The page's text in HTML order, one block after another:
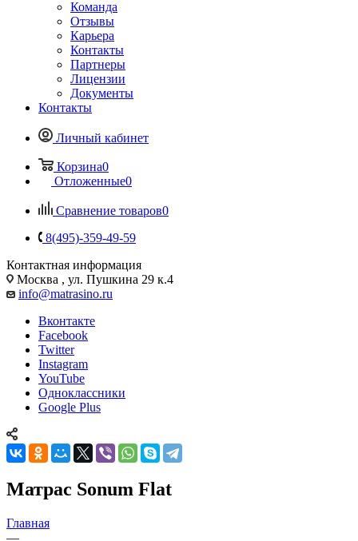
Команда
Отзывы
Карьера
Контакты
Партнеры
Лицензии
Документы
Контакты
Личный кабинет
Корзина0
Отложенные0
Сравнение товаров0
8(495)-359-49-59
Контактная информация
Москва , ул. Пушкина 29 к.4
info@matrasino.ru
Вконтакте
Facebook
Twitter
Instagram
YouTube
Одноклассники
Google Plus
Матрас Sonum Flat
Главная
—